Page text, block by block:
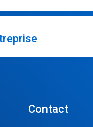
Contact